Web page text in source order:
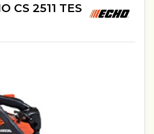
CS 2511 TES